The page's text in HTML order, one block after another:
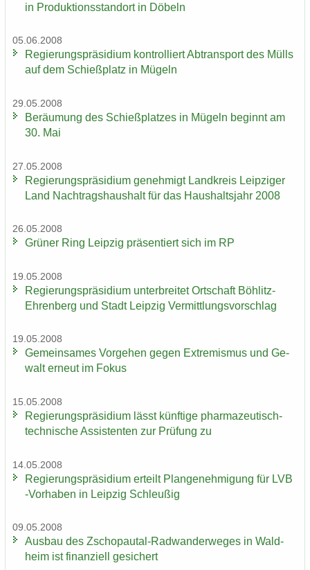
in Pro­duk­ti­ons­stand­ort in Dö­beln
05.06.2008
Re­gie­rungs­prä­si­di­um kon­trol­liert Ab­trans­port des Mülls
auf dem Schieß­platz in Mü­geln
29.05.2008
Be­räu­mung des Schieß­plat­zes in Mü­geln be­ginnt am
30. Mai
27.05.2008
Re­gie­rungs­prä­si­di­um ge­neh­migt Land­kreis Leip­zi­ger
Land Nach­trags­haus­halt für das Haus­halts­jahr 2008
26.05.2008
Grü­ner Ring Leip­zig prä­sen­tiert sich im RP
19.05.2008
Re­gie­rungs­prä­si­di­um un­ter­brei­tet Ort­schaft Böhlitz-​
Ehrenberg und Stadt Leip­zig Ver­mitt­lungs­vor­schlag
19.05.2008
Ge­mein­sa­mes Vor­ge­hen gegen Ex­tre­mis­mus und Ge­
walt er­neut im Fokus
15.05.2008
Re­gie­rungs­prä­si­di­um lässt künf­ti­ge pharmazeutisch-​
technische As­sis­ten­ten zur Prü­fung zu
14.05.2008
Re­gie­rungs­prä­si­di­um er­teilt Plan­ge­neh­mi­gung für LVB
-​Vorhaben in Leip­zig Schleu­ßig
09.05.2008
Aus­bau des Zschopautal-​Radwanderweges in Wald­
heim ist fi­nan­zi­ell ge­si­chert